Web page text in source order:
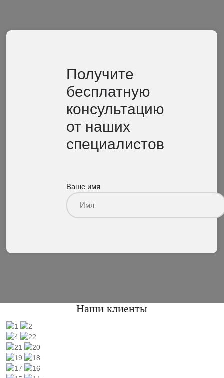
Получите
бесплатную
консультацию
от наших
специалистов
Ваше имя
Наши клиенты